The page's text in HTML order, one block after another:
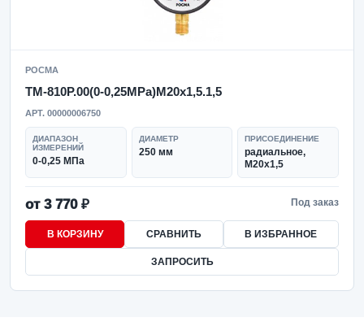
РОСМА
ТМ-810Р.00(0-0,25MPa)M20x1,5.1,5
АРТ. 00000006750
ДИАПАЗОН
ИЗМЕРЕНИЙ
0-0,25 МПа
ДИАМЕТР
250 мм
ПРИСОЕДИНЕНИЕ
радиальное,
M20x1,5
от 3 770 ₽ Под заказ
В КОРЗИНУ СРАВНИТЬ В ИЗБРАННОЕ
ЗАПРОСИТЬ